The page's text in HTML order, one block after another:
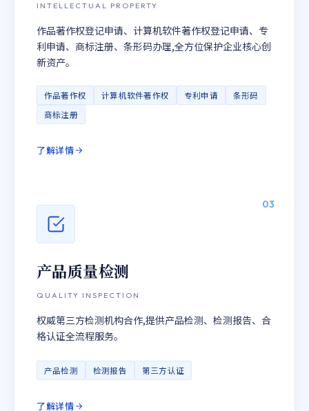
INTELLECTUAL PROPERTY
作品著作权登记申请、计算机软件著作权登记申请、专
利申请、商标注册、条形码办理,全方位保护企业核心创
新资产。
作品著作权 计算机软件著作权 专利申请
条形码
商标注册
了解详情
03
产品质量检测
QUALITY INSPECTION
权威第三方检测机构合作,提供产品检测、检测报告、合
格认证全流程服务。
产品检测 检测报告 第三方认证
了解详情